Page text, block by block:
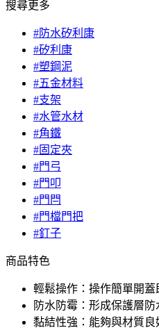
搜尋更多
#防水矽利康
#矽利康
#塑鋼泥
#五金材料
#支架
#水管水材
#角鐵
#固定夾
#門弓
#門叩
#門閂
#門檔門把
#釘子
商品特色
輕鬆操作：操作簡單開蓋
防水防霉：形成保護層防
黏結性強：能夠與材質良